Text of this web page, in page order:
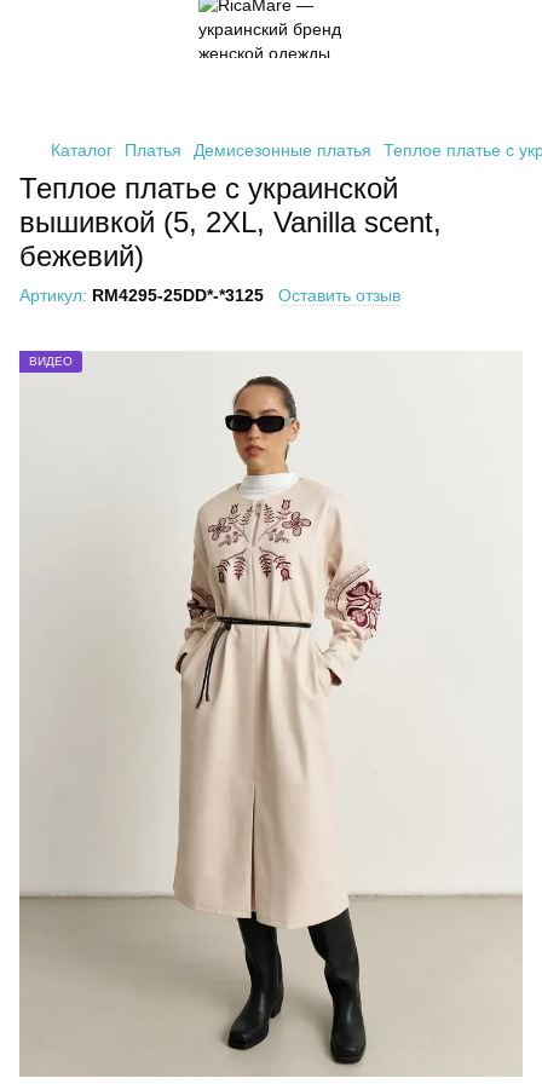
Каталог Платья Демисезонные платья Теплое платье с
Теплое платье с украинской
вышивкой (5, 2XL, Vanilla scent,
бежевий)
Артикул: RM4295-25DD*-*3125 Оставить отзыв
ВИДЕО